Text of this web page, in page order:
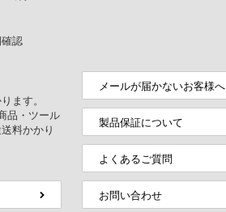
認
ます。
品・ツール
料かかり
メールが届かないお客様へ
製品保証について
よくあるご質問
お問い合わせ